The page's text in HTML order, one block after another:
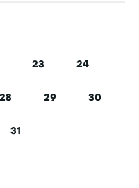
Seite
23
Seite
24
Seite
28
Seite
29
Seite
30
Seite
Letzte Seite
31